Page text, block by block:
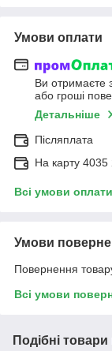
Умови оплати
Ви отримаєте
або гроші
Детальніше
Післяплата
На карту
Всі умови оплати
Умови
Повернення
Всі умови
Подібні товари